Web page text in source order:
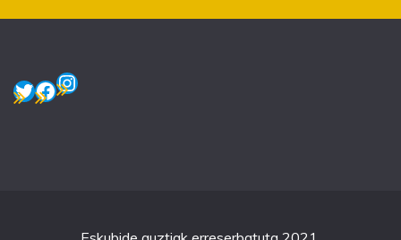
Twitter
Facebook
Instagram